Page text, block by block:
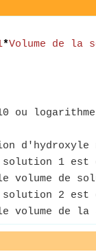
*Volume de la
ou
d'hydroxyle
1 est
volume de
2 est
le volume de